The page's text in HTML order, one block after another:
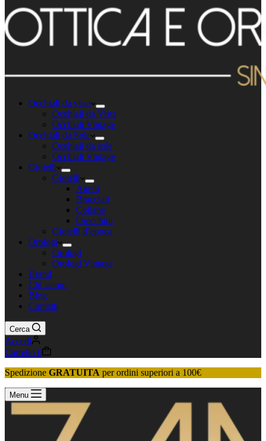
Occhiali da vista
Occhiali da Vista
Occhiali Vintage
Occhiali da Sole
Occhiali da sole
Occhiali Vintage
Gioielli
Gioielli
Anelli
Bracciali
Collane
Orecchini
Gioielli d’epoca
Orologi
Orologi
Orologi Vintage
Brand
Chi siamo
Blog
Contatti
Cerca
Accedi
Carrello 0
Spedizione GRATUITA per ordini superiori a 100€
Menu